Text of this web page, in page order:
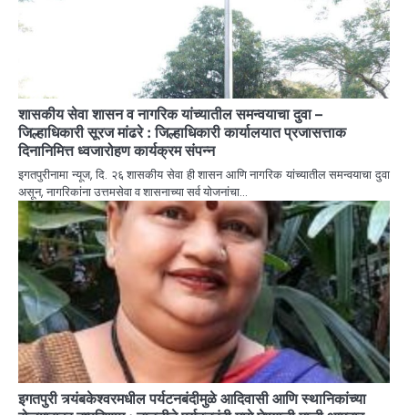
शासकीय सेवा शासन व नागरिक यांच्यातील समन्वयाचा दुवा –
जिल्हाधिकारी सूरज मांढरे : जिल्हाधिकारी कार्यालयात प्रजासत्ताक
दिनानिमित्त ध्वजारोहण कार्यक्रम संपन्न
इगतपुरीनामा न्यूज, दि. २६ शासकीय सेवा ही शासन आणि नागरिक यांच्यातील समन्वयाचा दुवा
असून, नागरिकांना उत्तमसेवा व शासनाच्या सर्व योजनांचा…
इगतपुरी त्र्यंबकेश्वरमधील पर्यटनबंदीमुळे आदिवासी आणि स्थानिकांच्या